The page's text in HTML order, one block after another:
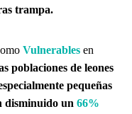
trampa.
Vulnerables en
poblaciones de leones
pequeñas
disminuido un 66%